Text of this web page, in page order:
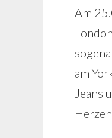
Am
am
Jeans